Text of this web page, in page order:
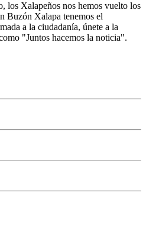
los Xalapeños nos hemos vuelto los
Buzón Xalapa tenemos el
a la ciudadanía, únete a la
"Juntos hacemos la noticia".